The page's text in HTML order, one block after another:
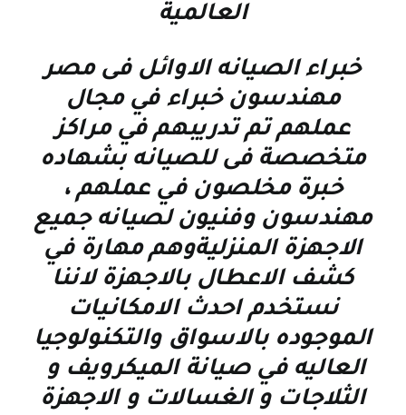
العالمية
خبراء الصيانه الاوائل فى مصر
مهندسون خبراء في مجال
عملهم تم تدريبهم في مراكز
متخصصة فى للصيانه بشهاده
خبرة مخلصون في عملهم ،
مهندسون وفنيون لصيانه جميع
الاجهزة المنزليةوهم مهارة في
كشف الاعطال بالاجهزة لاننا
نستخدم احدث الامكانيات
الموجوده بالاسواق والتكنولوجيا
العاليه في صيانة الميكرويف و
الثلاجات و الغسالات و الاجهزة